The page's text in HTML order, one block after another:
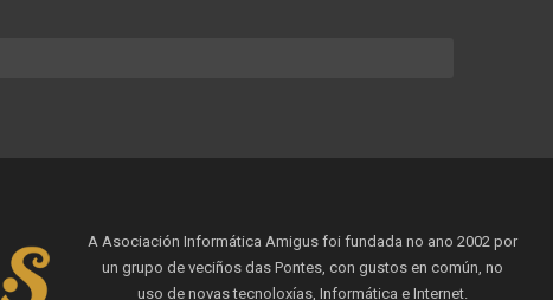
A Asociación Informática Amigus foi fundada no ano 2002 por
un grupo de veciños das Pontes, con gustos en común, no
uso de novas tecnoloxías, Informática e Internet.